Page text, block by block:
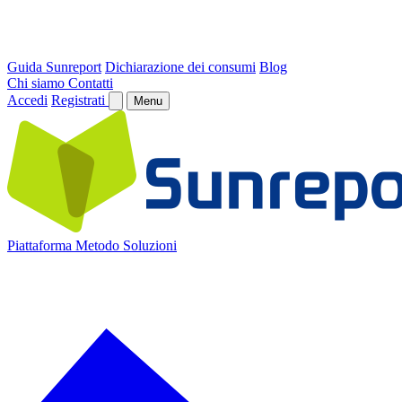
Guida Sunreport Dichiarazione dei consumi Blog
Chi siamo Contatti
Accedi Registrati Menu
Piattaforma Metodo Soluzioni